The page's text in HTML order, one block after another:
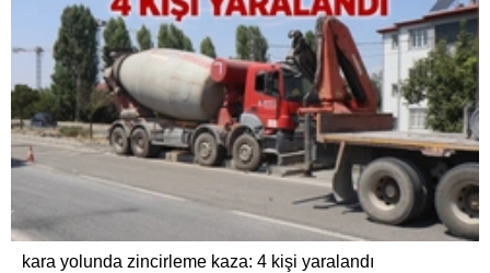
kara yolunda zincirleme kaza: 4 kişi yaralandı